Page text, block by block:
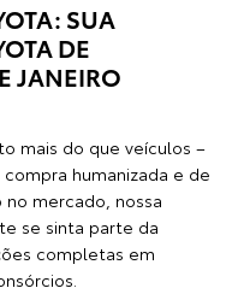
SUA
DE
JANEIRO
mais do que veículos –
humanizada e de
mercado, nossa
se sinta parte da
completas em